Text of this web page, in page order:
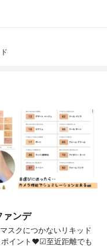
ァンデ
スクにつかないリキッド
ポイント❤︎☑︎至近距離でも